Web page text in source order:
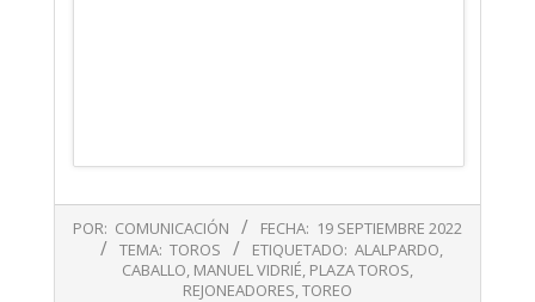
09-
POR: COMUNICACIÓN FECHA: 19 SEPTIEMBRE 2022
TEMA: TOROS ETIQUETADO: ALALPARDO
CABALLO MANUEL VIDRIÉ PLAZA TOROS
REJONEADORES TOREO